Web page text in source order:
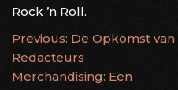
Rock ’n Roll.
Previous: De Opkomst van
Redacteurs
Merchandising: Een